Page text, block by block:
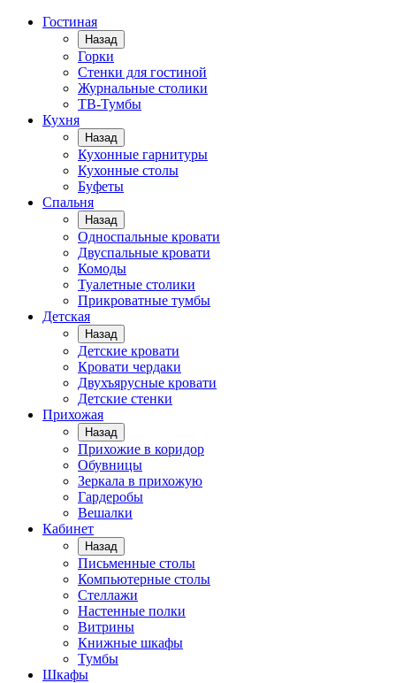
Гостиная
Назад
Горки
Стенки для гостиной
Журнальные столики
TВ-Тумбы
Кухня
Назад
Кухонные гарнитуры
Кухонные столы
Буфеты
Спальня
Назад
Односпальные кровати
Двуспальные кровати
Комоды
Туалетные столики
Прикроватные тумбы
Детская
Назад
Детские кровати
Кровати чердаки
Двухъярусные кровати
Детские стенки
Прихожая
Назад
Прихожие в коридор
Обувницы
Зеркала в прихожую
Гардеробы
Вешалки
Кабинет
Назад
Письменные столы
Компьютерные столы
Стеллажи
Настенные полки
Витрины
Книжные шкафы
Тумбы
Шкафы